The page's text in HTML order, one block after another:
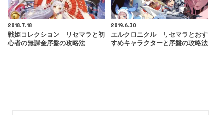
2018.7.18
戦姫コレクション リセマラと初
心者の無課金序盤の攻略法
2019.6.30
エルクロニクル リセマラとおす
すめキャラクターと序盤の攻略法